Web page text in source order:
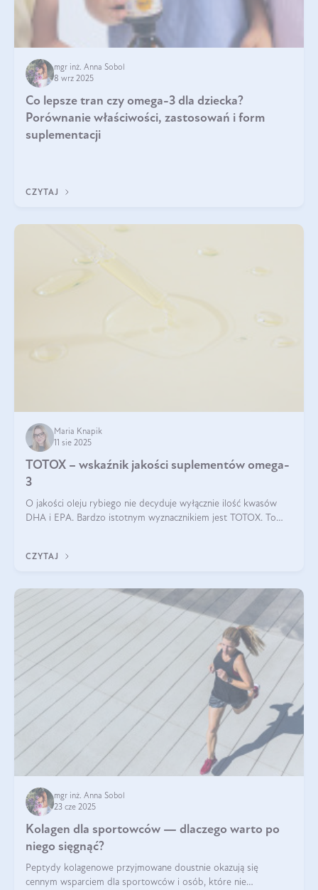
mgr inż. Anna Sobol
8 wrz 2025
Co lepsze tran czy omega-3 dla dziecka?
Porównanie właściwości, zastosowań i form
suplementacji
CZYTAJ
Maria Knapik
11 sie 2025
TOTOX – wskaźnik jakości suplementów omega-
3
O jakości oleju rybiego nie decyduje wyłącznie ilość kwasów
DHA i EPA. Bardzo istotnym wyznacznikiem jest TOTOX. To
CZYTAJ
mgr inż. Anna Sobol
23 cze 2025
Kolagen dla sportowców — dlaczego warto po
niego sięgnąć?
Peptydy kolagenowe przyjmowane doustnie okazują się
cennym wsparciem dla sportowców i osób, które nie